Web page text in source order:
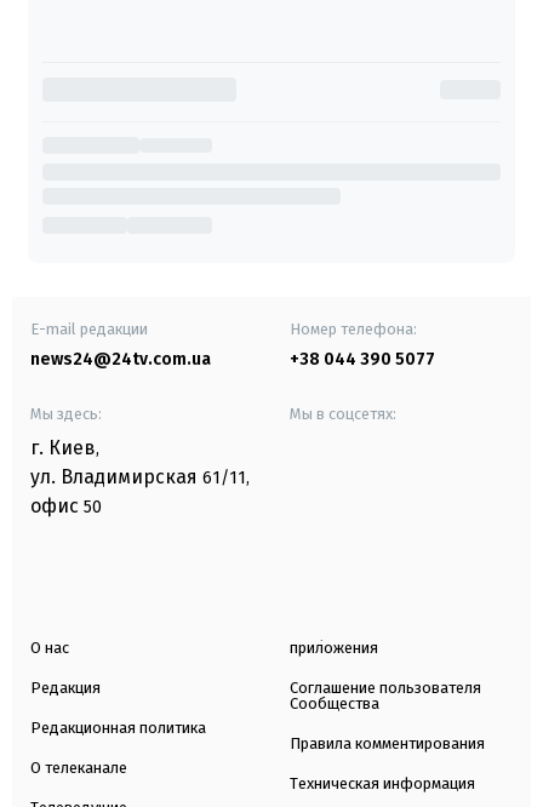
E-mail редакции
news24@24tv.com.ua
Номер телефона:
+38 044 390 5077
Мы здесь:
г. Киев,
ул. Владимирская 61/11,
офис 50
Мы в соцсетях:
О нас
Редакция
Редакционная политика
О телеканале
приложения
Соглашение пользователя
Сообщества
Правила комментирования
Техническая информация